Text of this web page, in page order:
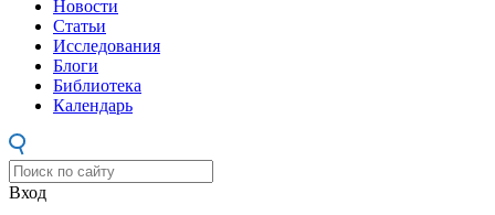
Новости
Статьи
Исследования
Блоги
Библиотека
Календарь
Вход